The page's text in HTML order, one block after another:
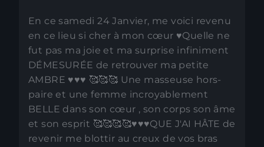
En ce samedi 24 Janvier, me voici revenu
en ce lieu si cher à mon cœur ♥️Quelle ne
fut pas ma joie et ma surprise infiniment
DÉMESURÉE de retrouver ma petite
AMBRE ♥️♥️♥️ 🥰🥰🥰 Une masseuse hors-
paire et une femme incroyablement
BELLE dans son cœur , son corps son âme
et son esprit 🥰🥰🥰🥰♥️♥️♥️QUE J'AI HÂTE de
revenir me blottir au creux de vos bras